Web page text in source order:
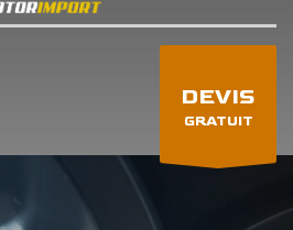
DEVIS
GRATUIT